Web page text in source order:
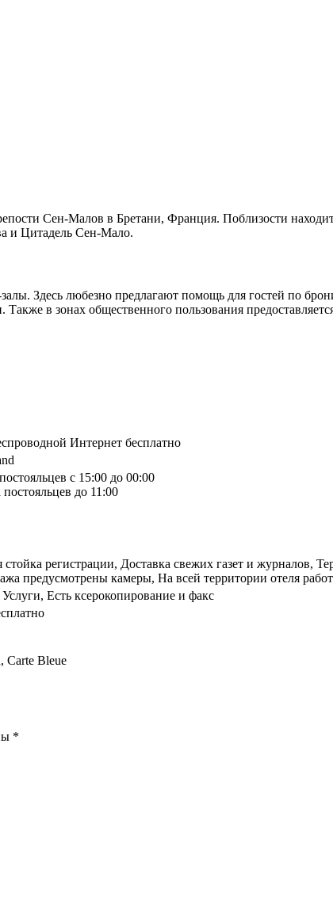
Сен-Малов в Бретани, Франция. Поблизости
и Цитадель Сен-Мало.
Здесь любезно предлагают помощь для гостей по
Также в зонах общественного пользования
Интернет бесплатно
с 15:00 до 00:00
до 11:00
регистрации, Доставка свежих газет и журналов,
предусмотрены камеры, На всей территории отеля
Есть ксерокопирование и факс
Carte Bleue
*